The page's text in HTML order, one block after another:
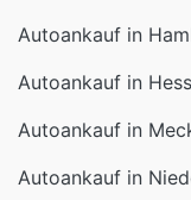
Autoankauf in
Autoankauf in
Autoankauf in
Autoankauf in